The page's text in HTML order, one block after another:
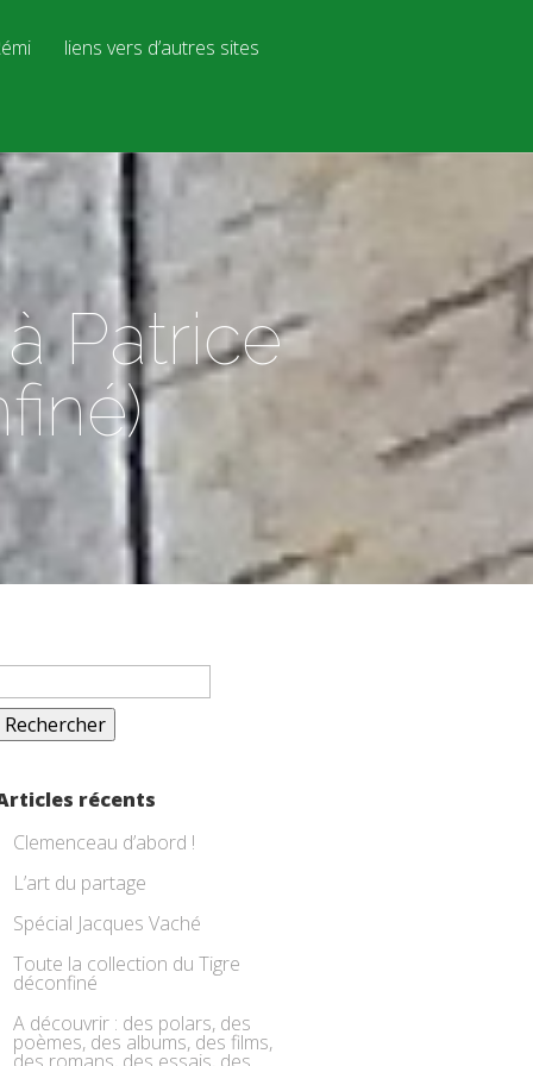
liens vers d’autres sites
Patrice
:
récents
Clemenceau d’abord !
L’art du partage
Spécial Jacques Vaché
Toute la collection du Tigre
déconfiné
A découvrir : des polars, des
poèmes, des albums, des films,